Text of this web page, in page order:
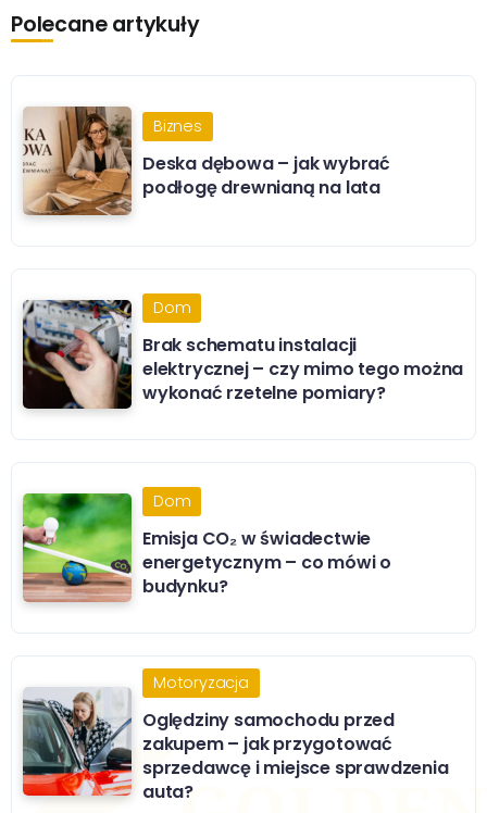
Polecane artykuły
Biznes
Deska dębowa – jak wybrać
podłogę drewnianą na lata
Dom
Brak schematu instalacji
elektrycznej – czy mimo tego można
wykonać rzetelne pomiary?
Dom
Emisja CO₂ w świadectwie
energetycznym – co mówi o
budynku?
Motoryzacja
Oględziny samochodu przed
zakupem – jak przygotować
sprzedawcę i miejsce sprawdzenia
auta?